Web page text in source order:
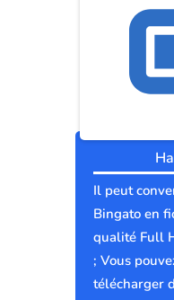
Il peut
Bingato en
qualité Full
; Vous
télécharger